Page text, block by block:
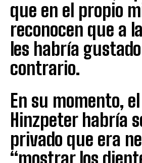
que en el propio
reconocen que a
les habría
contrario.
En su momento,
Hinzpeter habría
privado que era